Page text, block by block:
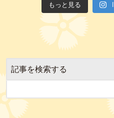
もっと見る
記事を検索する